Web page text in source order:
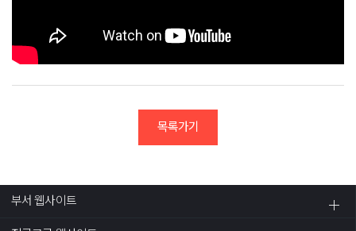
목록가기
부서 웹사이트